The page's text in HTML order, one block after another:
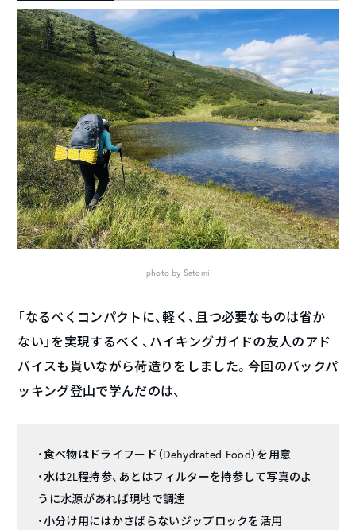
photo by Satomi
「なるべくコンパクトに、軽く、且つ必要なものは省か
ない」を実現するべく、ハイキングガイドの友人のアド
バイスも貰いながら荷造りをしました。今回のバックパ
ッキング登山で学んだのは、
・食べ物はドライフード（Dehydrated Food）を用意
・水は2L程持参、あとはフィルターを持参して写真のよ
うに水源があれば現地で調達
・小分け用にはかさばらないジップロックを活用